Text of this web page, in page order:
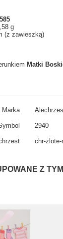
g
(z zawieszką)
Matki
Marka
2940
chr-zlote-
Z